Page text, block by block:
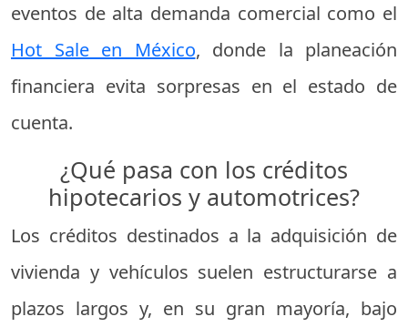
eventos de alta demanda comercial como el
Hot Sale en México, donde la planeación
financiera evita sorpresas en el estado de
cuenta.
¿Qué pasa con los créditos
hipotecarios y automotrices?
Los créditos destinados a la adquisición de
vivienda y vehículos suelen estructurarse a
plazos largos y, en su gran mayoría, bajo